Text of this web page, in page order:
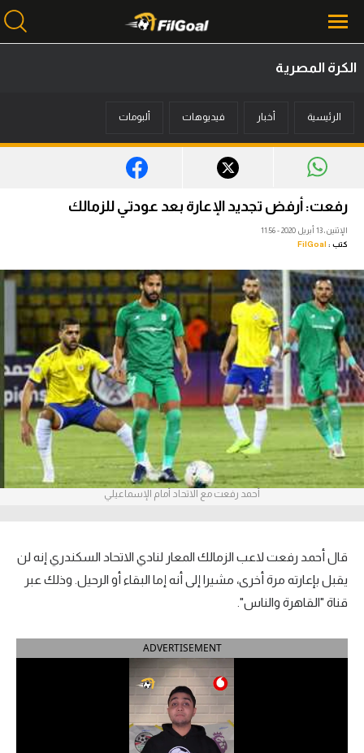
أخبار
ميركاتو
مسابقة التوقعات
فيديوهات
عدسات
آراء حرة
ركن الألعاب
بطولات
الدوري الإنجليزي الممتاز
الدوري الإسباني
الكرة المصرية
الرئيسية أخبار فيديوهات ألبومات
رفعت: أرفض تجديد الإعارة بعد عودتي للزمالك
الإثنين، 13 أبريل 2020 - 11:56
كتب : FilGoal
أحمد رفعت مع الاتحاد أمام الإسماعيلي
قال أحمد رفعت لاعب الزمالك المعار لنادي الاتحاد السكندري إنه لن
يقبل بإعارته مرة أخرى، مشيرا إلى أنه إما البقاء أو الرحيل. وذلك عبر
قناة "القاهرة والناس".
ADVERTISEMENT